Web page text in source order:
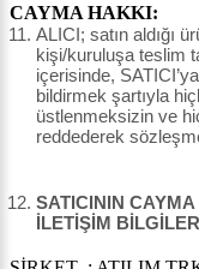
CAYMA HAKKI:
ALICI; satın aldığı
kişi/kuruluşa teslim
içerisinde,
bildirmek şartıyla
üstlenmeksizin ve
reddederek
SATICININ
İLETİŞİM